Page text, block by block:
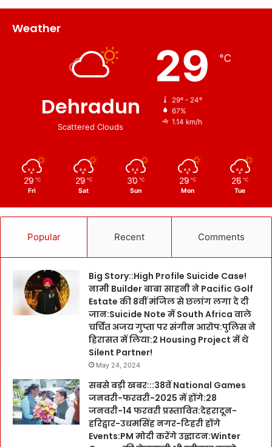
Weather
Dehradun
Scattered Clouds
29 ℃
29º - 24º
67%
1.14 km/h
29 ℃
Fri
29 ℃
Sat
30 ℃
Sun
29 ℃
Mon
26 ℃
Tue
Popular Recent Comments
Big Story::High Profile Suicide Case!
नामी Builder बाबा साहनी ने Pacific Golf
Estate की 8वीं मंजिल से छलांग लगा दे दी
जान:Suicide Note में South Africa वाले
चर्चित अजय गुप्ता पर संगीन आरोप:पुलिस ने
हिरासत में लिया:2 Housing Project में थे
Silent Partner!
May 24, 2024
सबसे बड़ी खबर:::38वें National Games
जनवरी-फरवरी-2025 में होंगे:28
जनवरी-14 फरवरी प्रस्तावित:देहरादून-
हरिद्वार-उधमसिंह नगर-टिहरी होंगे
Events:PM मोदी करेंगे उद्घाटन:Winter